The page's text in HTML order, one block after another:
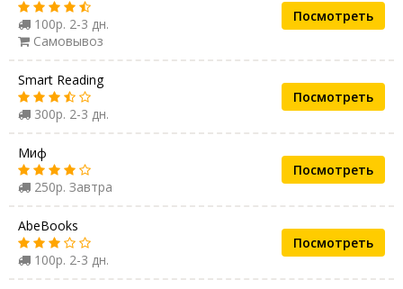
100р. 2-3 дн.
Самовывоз
Посмотреть
Smart Reading
300р. 2-3 дн.
Посмотреть
Миф
250р. Завтра
Посмотреть
AbeBooks
100р. 2-3 дн.
Посмотреть